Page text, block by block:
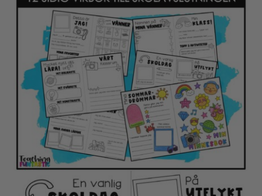
TIPSHÖRNAN